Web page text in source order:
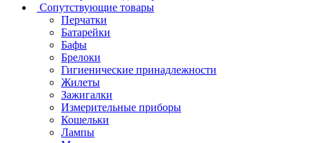
Сопутствующие товары
Перчатки
Батарейки
Бафы
Брелоки
Гигиенические принадлежности
Жилеты
Зажигалки
Измерительные приборы
Кошельки
Лампы